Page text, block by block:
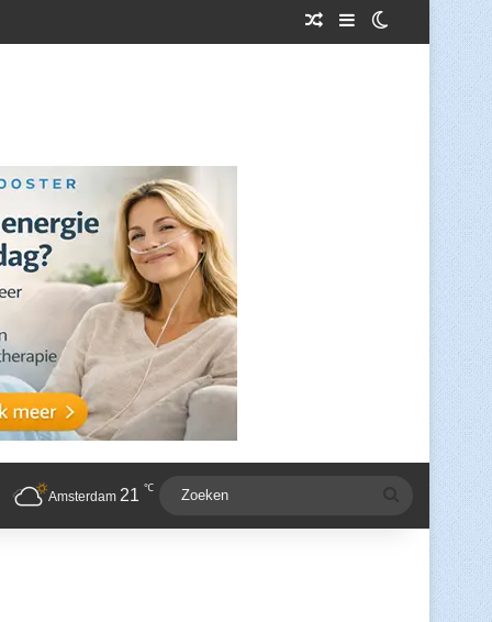
Willekeurig Artikel
SidebarSwitch skin
Amsterdam 21 ℃ Zoeken